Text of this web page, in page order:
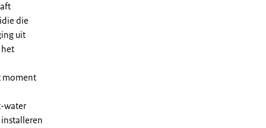
die
uit
moment
water